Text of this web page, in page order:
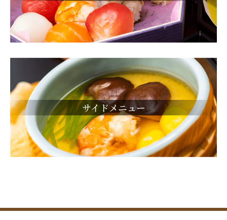
サイドメニュー